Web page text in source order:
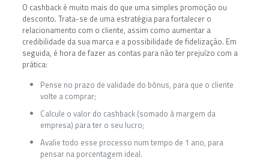
O cashback é muito mais do que uma simples promoção ou
desconto. Trata-se de uma estratégia para fortalecer o
relacionamento com o cliente, assim como aumentar a
credibilidade da sua marca e a possibilidade de fidelização. Em
seguida, é hora de fazer as contas para não ter prejuízo com a
prática:
Pense no prazo de validade do bônus, para que o cliente
volte a comprar;
Calcule o valor do cashback (somado à margem da
empresa) para ter o seu lucro;
Avalie todo esse processo num tempo de 1 ano, para
pensar na porcentagem ideal.